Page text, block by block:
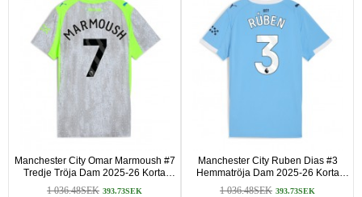
Manchester City Omar Marmoush #7
Tredje Tröja Dam 2025-26 Korta
ärmar
1 036.48SEK 393.73SEK
Manchester City Ruben Dias #3
Hemmatröja Dam 2025-26 Korta
ärmar
1 036.48SEK 393.73SEK